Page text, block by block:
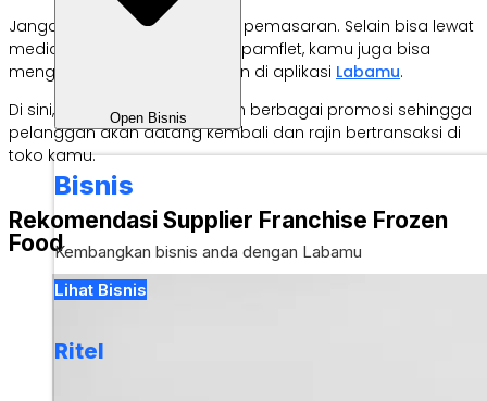
Open Bisnis
Bisnis
Kembangkan bisnis anda dengan Labamu
Lihat Bisnis
Ritel
Jangan lupakan juga strategi pemasaran. Selain bisa lewat
media sosial atau menyebar pamflet, kamu juga bisa
menggunakan fitur Penawaran di aplikasi Labamu.
Di sini, kamu bisa memberikan berbagai promosi sehingga
pelanggan akan datang kembali dan rajin bertransaksi di
toko kamu.
Rekomendasi Supplier Franchise Frozen
Food